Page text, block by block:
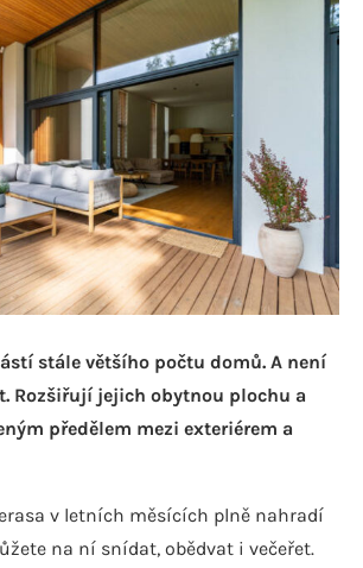
stále většího počtu domů. A není
Rozšiřují jejich obytnou plochu a
předělem mezi exteriérem a
v letních měsících plně nahradí
na ní snídat, obědvat i večeřet.